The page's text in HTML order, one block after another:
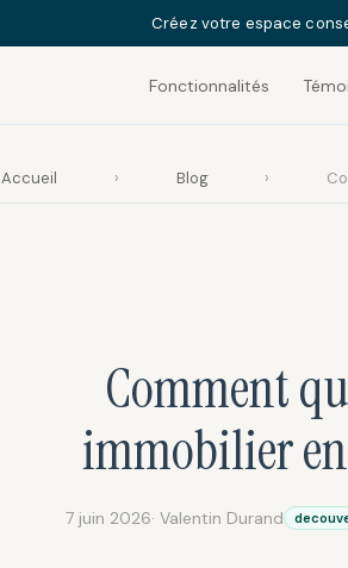
Créez votre espace
Fonctionnalités
Accueil › Blog ›
Comment
immobilier
7 juin 2026· Valentin Durand